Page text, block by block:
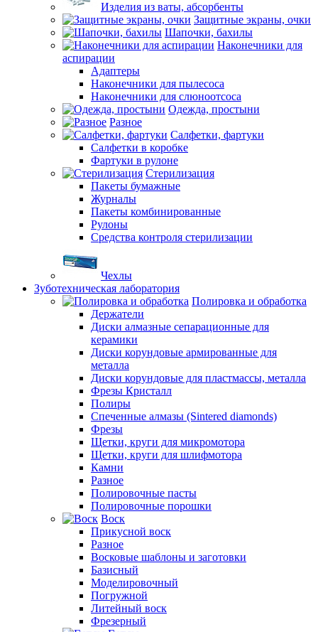
Изделия из ваты, абсорбенты
Защитные экраны, очки
Шапочки, бахилы
Наконечники для
аспирации
Адаптеры
Наконечники для пылесоса
Наконечники для слюноотсоса
Одежда, простыни
Разное
Салфетки, фартуки
Салфетки в коробке
Фартуки в рулоне
Стерилизация
Пакеты бумажные
Журналы
Пакеты комбинированные
Рулоны
Средства контроля стерилизации
Чехлы
Зуботехническая лаборатория
Полировка и обработка
Держатели
Диски алмазные сепарационные для
керамики
Диски корундовые армированные для
металла
Диски корундовые для пластмассы, металла
Фрезы Кристалл
Полиры
Спеченные алмазы (Sintered diamonds)
Фрезы
Щетки, круги для микромотора
Щетки, круги для шлифмотора
Камни
Разное
Полировочные пасты
Полировочные порошки
Воск
Прикусной воск
Разное
Восковые шаблоны и заготовки
Базисный
Моделировочный
Погружной
Литейный воск
Фрезерный